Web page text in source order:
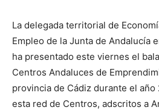
La delegada territorial de
Empleo de la Junta de Andalucía
ha presentado este viernes el
Centros Andaluces de
provincia de Cádiz durante el año
esta red de Centros, adscritos a